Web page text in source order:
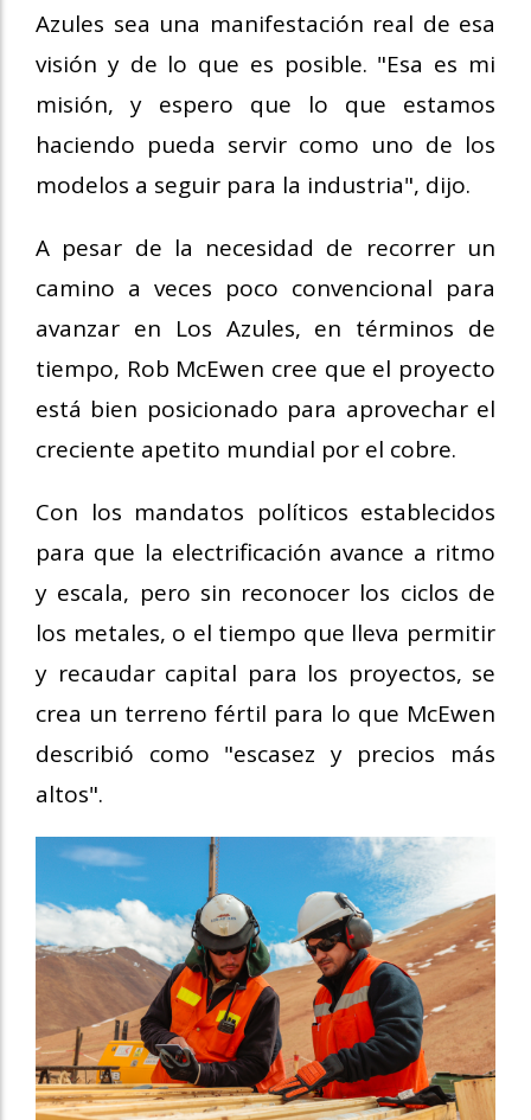
Azules sea una manifestación real de esa
visión y de lo que es posible. "Esa es mi
misión, y espero que lo que estamos
haciendo pueda servir como uno de los
modelos a seguir para la industria", dijo.
A pesar de la necesidad de recorrer un
camino a veces poco convencional para
avanzar en Los Azules, en términos de
tiempo, Rob McEwen cree que el proyecto
está bien posicionado para aprovechar el
creciente apetito mundial por el cobre.
Con los mandatos políticos establecidos
para que la electrificación avance a ritmo
y escala, pero sin reconocer los ciclos de
los metales, o el tiempo que lleva permitir
y recaudar capital para los proyectos, se
crea un terreno fértil para lo que McEwen
describió como "escasez y precios más
altos".